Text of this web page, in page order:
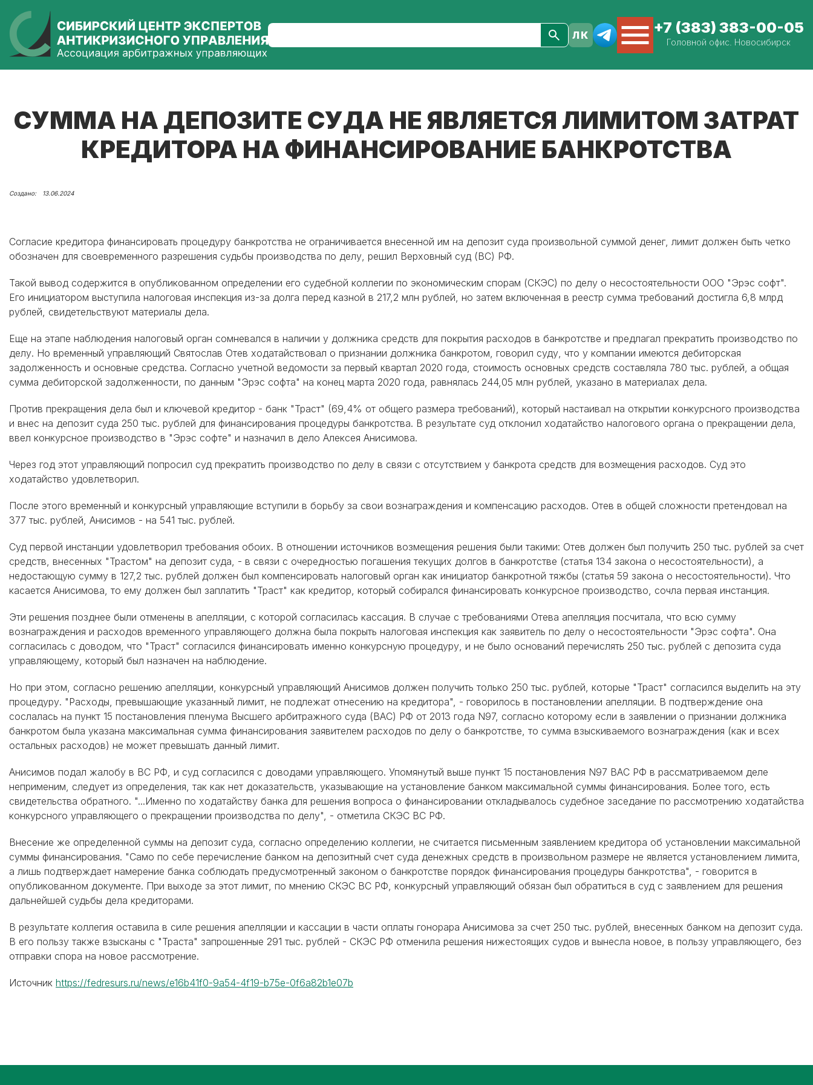
+7 (383) 383-00-05
Головной офис. Новосибирск
СУММА НА ДЕПОЗИТЕ СУДА НЕ ЯВЛЯЕТСЯ ЛИМИТОМ ЗАТРАТ
КРЕДИТОРА НА ФИНАНСИРОВАНИЕ БАНКРОТСТВА
13.06.2024
Согласие кредитора финансировать процедуру банкротства не ограничивается внесенной им на депозит суда произвольной суммой денег, лимит должен быть четко
обозначен для своевременного разрешения судьбы производства по делу, решил Верховный суд (ВС) РФ.
Такой вывод содержится в опубликованном определении его судебной коллегии по экономическим спорам (СКЭС) по делу о несостоятельности ООО "Эрэс софт".
Его инициатором выступила налоговая инспекция из-за долга перед казной в 217,2 млн рублей, но затем включенная в реестр сумма требований достигла 6,8 млрд
рублей, свидетельствуют материалы дела.
Еще на этапе наблюдения налоговый орган сомневался в наличии у должника средств для покрытия расходов в банкротстве и предлагал прекратить производство по
делу. Но временный управляющий Святослав Отев ходатайствовал о признании должника банкротом, говорил суду, что у компании имеются дебиторская
задолженность и основные средства. Согласно учетной ведомости за первый квартал 2020 года, стоимость основных средств составляла 780 тыс. рублей, а общая
сумма дебиторской задолженности, по данным "Эрэс софта" на конец марта 2020 года, равнялась 244,05 млн рублей, указано в материалах дела.
Против прекращения дела был и ключевой кредитор - банк "Траст" (69,4% от общего размера требований), который настаивал на открытии конкурсного производства
и внес на депозит суда 250 тыс. рублей для финансирования процедуры банкротства. В результате суд отклонил ходатайство налогового органа о прекращении дела,
ввел конкурсное производство в "Эрэс софте" и назначил в дело Алексея Анисимова.
Через год этот управляющий попросил суд прекратить производство по делу в связи с отсутствием у банкрота средств для возмещения расходов. Суд это
ходатайство удовлетворил.
После этого временный и конкурсный управляющие вступили в борьбу за свои вознаграждения и компенсацию расходов. Отев в общей сложности претендовал на
377 тыс. рублей, Анисимов - на 541 тыс. рублей.
Суд первой инстанции удовлетворил требования обоих. В отношении источников возмещения решения были такими: Отев должен был получить 250 тыс. рублей за счет
средств, внесенных "Трастом" на депозит суда, - в связи с очередностью погашения текущих долгов в банкротстве (статья 134 закона о несостоятельности), а
недостающую сумму в 127,2 тыс. рублей должен был компенсировать налоговый орган как инициатор банкротной тяжбы (статья 59 закона о несостоятельности). Что
касается Анисимова, то ему должен был заплатить "Траст" как кредитор, который собирался финансировать конкурсное производство, сочла первая инстанция.
Эти решения позднее были отменены в апелляции, с которой согласилась кассация. В случае с требованиями Отева апелляция посчитала, что всю сумму
вознаграждения и расходов временного управляющего должна была покрыть налоговая инспекция как заявитель по делу о несостоятельности "Эрэс софта". Она
согласилась с доводом, что "Траст" согласился финансировать именно конкурсную процедуру, и не было оснований перечислять 250 тыс. рублей с депозита суда
управляющему, который был назначен на наблюдение.
Но при этом, согласно решению апелляции, конкурсный управляющий Анисимов должен получить только 250 тыс. рублей, которые "Траст" согласился выделить на эту
процедуру. "Расходы, превышающие указанный лимит, не подлежат отнесению на кредитора", - говорилось в постановлении апелляции. В подтверждение она
сослалась на пункт 15 постановления пленума Высшего арбитражного суда (ВАС) РФ от 2013 года N97, согласно которому если в заявлении о признании должника
банкротом была указана максимальная сумма финансирования заявителем расходов по делу о банкротстве, то сумма взыскиваемого вознаграждения (как и всех
остальных расходов) не может превышать данный лимит.
Анисимов подал жалобу в ВС РФ, и суд согласился с доводами управляющего. Упомянутый выше пункт 15 постановления N97 ВАС РФ в рассматриваемом деле
неприменим, следует из определения, так как нет доказательств, указывающие на установление банком максимальной суммы финансирования. Более того, есть
свидетельства обратного. "...Именно по ходатайству банка для решения вопроса о финансировании откладывалось судебное заседание по рассмотрению ходатайства
конкурсного управляющего о прекращении производства по делу", - отметила СКЭС ВС РФ.
Внесение же определенной суммы на депозит суда, согласно определению коллегии, не считается письменным заявлением кредитора об установлении максимальной
суммы финансирования. "Само по себе перечисление банком на депозитный счет суда денежных средств в произвольном размере не является установлением лимита,
а лишь подтверждает намерение банка соблюдать предусмотренный законом о банкротстве порядок финансирования процедуры банкротства", - говорится в
опубликованном документе. При выходе за этот лимит, по мнению СКЭС ВС РФ, конкурсный управляющий обязан был обратиться в суд с заявлением для решения
дальнейшей судьбы дела кредиторами.
В результате коллегия оставила в силе решения апелляции и кассации в части оплаты гонорара Анисимова за счет 250 тыс. рублей, внесенных банком на депозит суда.
В его пользу также взысканы с "Траста" запрошенные 291 тыс. рублей - СКЭС РФ отменила решения нижестоящих судов и вынесла новое, в пользу управляющего, без
отправки спора на новое рассмотрение.
Источник https://fedresurs.ru/news/e16b41f0-9a54-4f19-b75e-0f6a82b1e07b